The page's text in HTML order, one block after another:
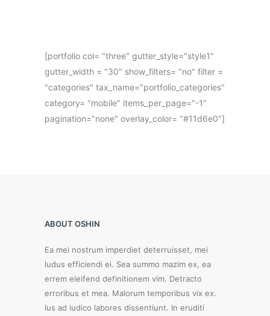
[portfolio col= "three" gutter_style="style1"
gutter_width = "30" show_filters= "no" filter =
"categories" tax_name="portfolio_categories"
category= "mobile" items_per_page="-1"
pagination="none" overlay_color= "#11d6e0"]
ABOUT OSHIN
Ea mei nostrum imperdiet deterruisset, mei
ludus efficiendi ei. Sea summo mazim ex, ea
errem eleifend definitionem vim. Detracto
erroribus et mea. Malorum temporibus vix ex.
Ius ad iudico labores dissentiunt. In eruditi